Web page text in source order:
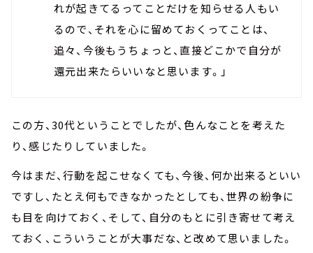
れが起きてるってことだけを知らせる人もい
るので、それを心に留めておくってことは、
追々、今後もうちょっと、直接どこかで自分が
還元出来たらいいなと思います。」
この方、30代ということでしたが、色んなことを考えた
り、感じたりしていました。
今はまだ、行動を起こせなくても、今後、何か出来るといい
ですし、たとえ何もできなかったとしても、世界の紛争に
も目を向けておく、そして、自分のもとに引き寄せて考え
ておく、こういうことが大事だな、と改めて思いました。